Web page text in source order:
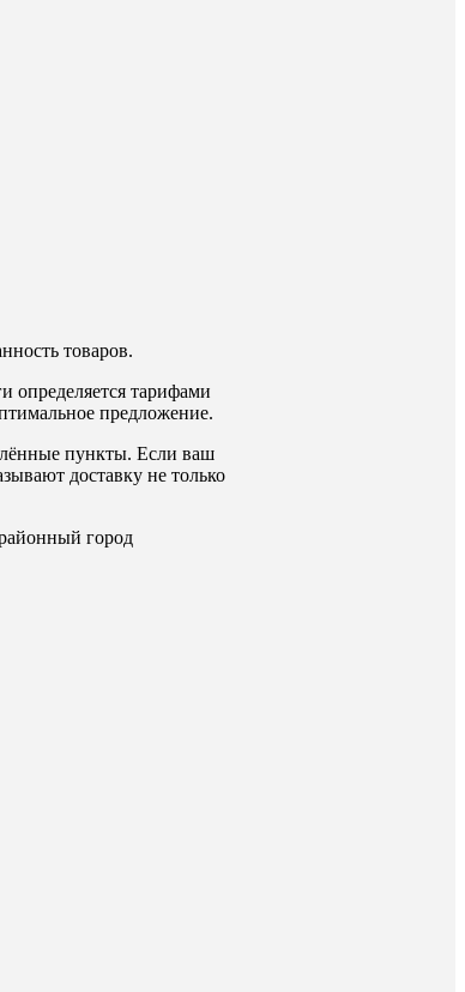
товаров.
определяется тарифами
предложение.
пункты. Если ваш
доставку не только
город